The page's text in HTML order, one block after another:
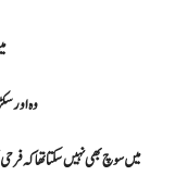
وہ اور
میں سوچ بھی نہیں سکتا تھا کہ